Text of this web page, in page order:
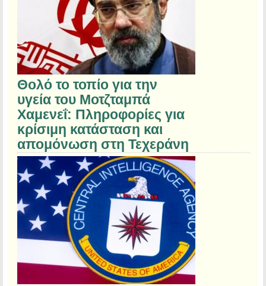
Θολό το τοπίο για την
υγεία του Μοτζταμπά
Χαμενεΐ: Πληροφορίες για
κρίσιμη κατάσταση και
απομόνωση στη Τεχεράνη